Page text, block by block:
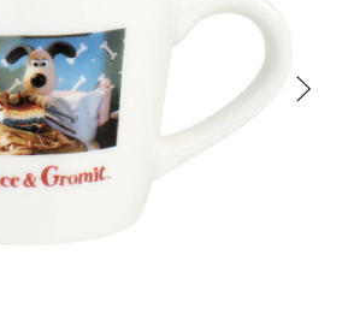
Official
Online
Shop